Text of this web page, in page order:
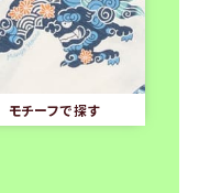
モチーフで探す